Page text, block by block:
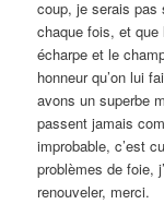
coup, je serais pas
chaque fois, et
écharpe et le
honneur qu’on lui
avons un superbe
passent jamais
improbable, c’est
problèmes de foie,
renouveler, merci.